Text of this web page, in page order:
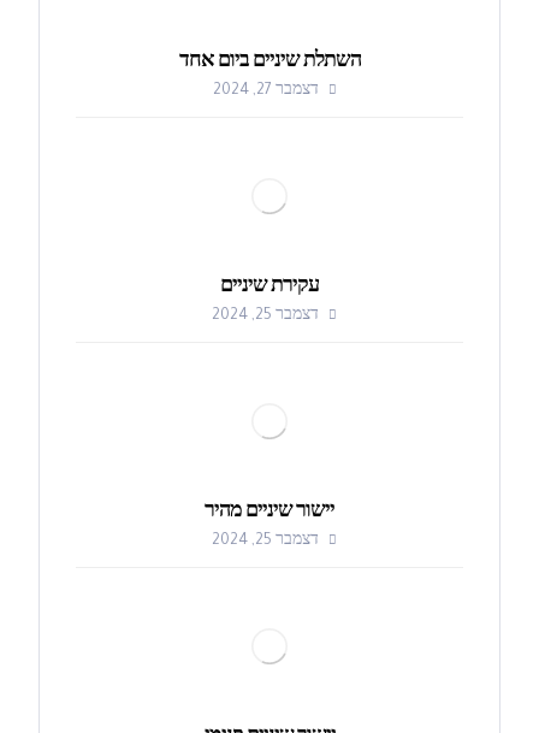
השתלת שיניים ביום אחד
דצמבר 27, 2024
עקירת שיניים
דצמבר 25, 2024
יישור שיניים מהיר
דצמבר 25, 2024